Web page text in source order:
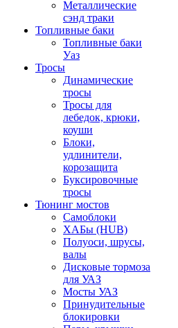
Металлические
сэнд траки
Топливные баки
Топливные баки
Уаз
Тросы
Динамические
тросы
Тросы для
лебедок, крюки,
коуши
Блоки,
удлинители,
корозащита
Буксировочные
тросы
Тюнинг мостов
Самоблоки
ХАБы (HUB)
Полуоси, шрусы,
валы
Дисковые тормоза
для УАЗ
Мосты УАЗ
Принудительные
блокировки